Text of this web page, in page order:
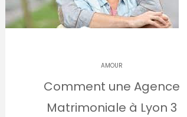
AMOUR
Comment une Agence
Matrimoniale à Lyon 3